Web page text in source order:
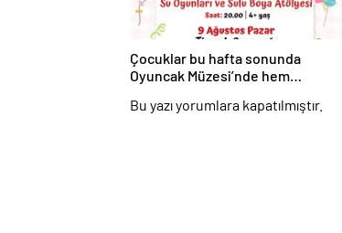
Çocuklar bu hafta sonunda
Oyuncak Müzesi’nde hem
Bu yazı yorumlara kapatılmıştır.